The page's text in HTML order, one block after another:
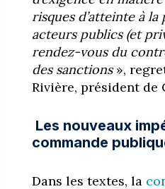
risques d’atteinte à
acteurs publics (et
rendez-vous du
des sanctions »,
Rivière, président de
Les nouveaux
commande
Dans les textes, la